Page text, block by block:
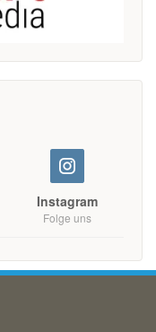
Instagram
Folge uns